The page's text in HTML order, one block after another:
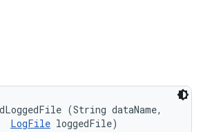
(String dataName,
LogFile loggedFile)